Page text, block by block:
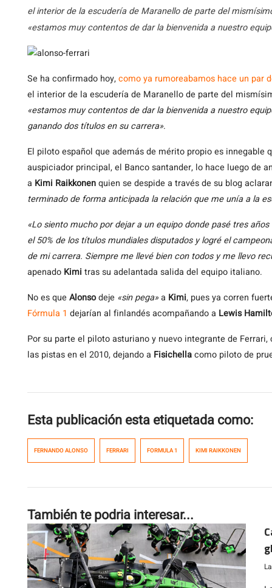
el interior de la escudería de Maranello de parte del
«estamos muy contentos de dar la bienvenida a nuestro
Se ha confirmado hoy,como ya rumoreabamos hace un par
el interior de la escudería de Maranello de parte del
«estamos muy contentos de dar la bienvenida a nuestro
ganando dos títulos en su carrera».
El piloto español que además de mérito propio es innegable
auspiciador principal, el Banco santander, lo hace luego de
a Kimi Raikkonenquien se despide a través de su blog
terminado de forma anticipada la relación que me unía a la
«Lo siento mucho por dejar a un equipo donde pasé tres
el 50% de los títulos mundiales disputados y logré el
de mi carrera. Siempre me llevé bien con todos y me llevo
apenado Kimi tras su adelantada salida del equipo italiano.
No es que Alonsodeje «sin pega»a Kimi, pues ya corren
Fórmula 1 dejarían al finlandés acompañando a Lewis
Por su parte el piloto asturiano y nuevo integrante de
las pistas en el 2010, dejando a Fisichellacomo piloto de
Esta publicación esta etiquetada como:
FERNANDO ALONSO FERRARI FORMULA 1 KIMI RAIKKONEN
También te podria interesar...